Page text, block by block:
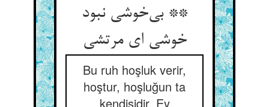
** بی‌‌خوشی نبود
خوشی ای مرتشی‌‌
Bu ruh hoşluk verir,
hoştur, hoşluğun ta
kendisidir. Ey